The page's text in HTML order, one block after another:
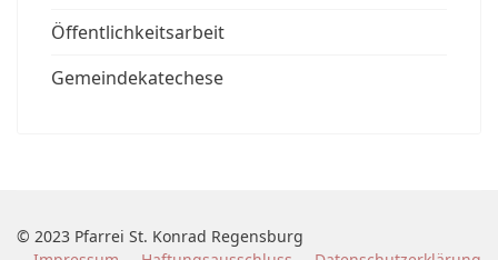
Öffentlichkeitsarbeit
Gemeindekatechese
© 2023 Pfarrei St. Konrad Regensburg